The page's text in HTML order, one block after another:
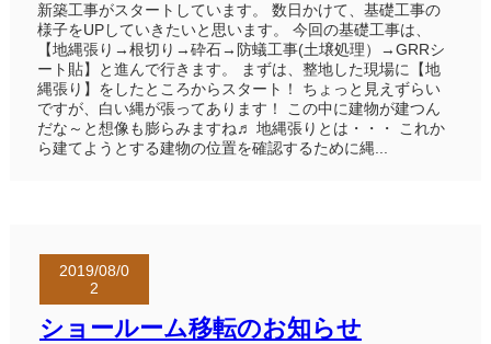
新築工事がスタートしています。 数日かけて、基礎工事の
様子をUPしていきたいと思います。 今回の基礎工事は、
【地縄張り→根切り→砕石→防蟻工事(土壌処理）→GRRシ
ート貼】と進んで行きます。 まずは、整地した現場に【地
縄張り】をしたところからスタート！ ちょっと見えずらい
ですが、白い縄が張ってあります！ この中に建物が建つん
だな～と想像も膨らみますね♬ 地縄張りとは・・・ これか
ら建てようとする建物の位置を確認するために縄...
2019/08/0
2
ショールーム移転のお知らせ